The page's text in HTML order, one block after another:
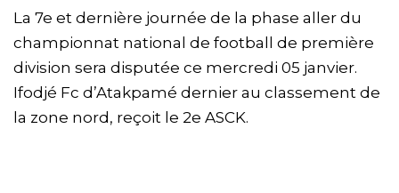
La 7e et dernière journée de la phase aller du
championnat national de football de première
division sera disputée ce mercredi 05 janvier.
Ifodjé Fc d’Atakpamé dernier au classement de
la zone nord, reçoit le 2e ASCK.